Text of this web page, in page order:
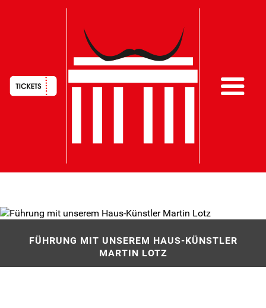
Direkt
HAUPTNAVIGATION
FÜHRUNG MIT UNSEREM HAUS-KÜNSTLER
MARTIN LOTZ